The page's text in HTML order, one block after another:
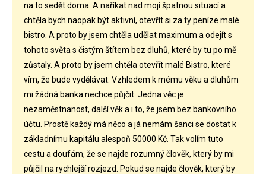
na to sedět doma. A naříkat nad mojí špatnou situací a
chtěla bych naopak být aktivní, otevřít si za ty peníze malé
bistro. A proto by jsem chtěla udělat maximum a odejít s
tohoto světa s čistým štítem bez dluhů, které by tu po mě
zůstaly. A proto by jsem chtěla otevřít malé Bistro, které
vím, že bude vydělávat. Vzhledem k mému věku a dluhům
mi žádná banka nechce půjčit. Jedna věc je
nezaměstnanost, další věk a i to, že jsem bez bankovního
účtu. Prostě každý má něco a já nemám šanci se dostat k
základnímu kapitálu alespoň 50000 Kč. Tak volím tuto
cestu a doufám, že se najde rozumný člověk, který by mi
půjčil na rychlejší rozjezd. Pokud se najde člověk, který by